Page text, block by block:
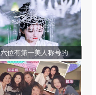
六位有第一美人称号的